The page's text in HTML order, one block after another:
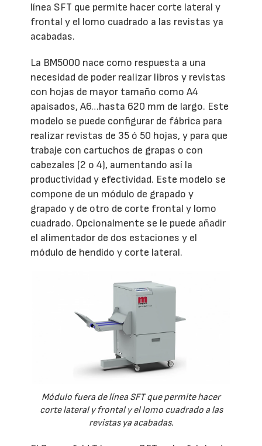
línea SFT que permite hacer corte lateral y
frontal y el lomo cuadrado a las revistas ya
acabadas.
La BM5000 nace como respuesta a una
necesidad de poder realizar libros y revistas
con hojas de mayor tamaño como A4
apaisados, A6…hasta 620 mm de largo. Este
modelo se puede configurar de fábrica para
realizar revistas de 35 ó 50 hojas, y para que
trabaje con cartuchos de grapas o con
cabezales (2 o 4), aumentando así la
productividad y efectividad. Este modelo se
compone de un módulo de grapado y
grapado y de otro de corte frontal y lomo
cuadrado. Opcionalmente se le puede añadir
el alimentador de dos estaciones y el
módulo de hendido y corte lateral.
Módulo fuera de línea SFT que permite hacer
corte lateral y frontal y el lomo cuadrado a las
revistas ya acabadas.